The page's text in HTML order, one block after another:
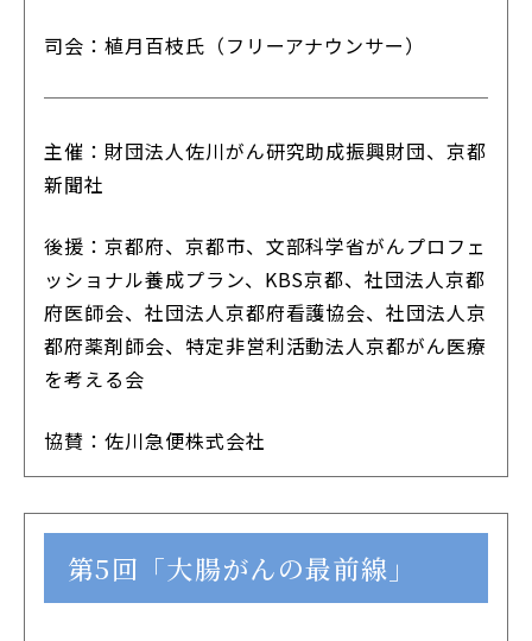
司会：植月百枝氏（フリーアナウンサー）
主催：財団法人佐川がん研究助成振興財団、京都
新聞社
後援：京都府、京都市、文部科学省がんプロフェ
ッショナル養成プラン、KBS京都、社団法人京都
府医師会、社団法人京都府看護協会、社団法人京
都府薬剤師会、特定非営利活動法人京都がん医療
を考える会
協賛：佐川急便株式会社
第5回「大腸がんの最前線」